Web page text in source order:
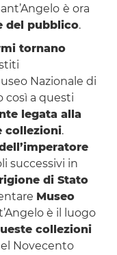
è ora
del pubblico.
tornano
Nazionale di
così a questi
legata alla
collezioni.
successivi in
di Stato
Museo
è il luogo
collezioni
Novecento